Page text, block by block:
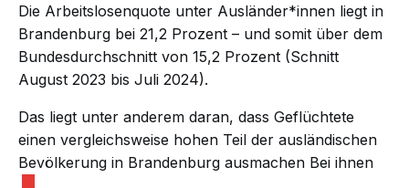
Die Arbeitslosenquote unter Ausländer*innen liegt in
Brandenburg bei 21,2 Prozent – und somit über dem
Bundesdurchschnitt von 15,2 Prozent (Schnitt
August 2023 bis Juli 2024).
Das liegt unter anderem daran, dass Geflüchtete
einen vergleichsweise hohen Teil der ausländischen
Bevölkerung in Brandenburg ausmachen Bei ihnen